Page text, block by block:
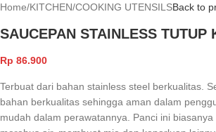
Home/KITCHEN/COOKING UTENSILSBack to
SAUCEPAN STAINLESS TUTUP
Rp 86.900
Terbuat dari bahan stainless steel berkualitas.
bahan berkualitas sehingga aman dalam
mudah dalam perawatannya. Panci ini